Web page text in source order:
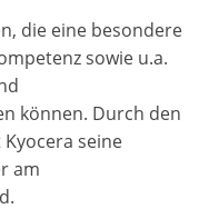
die eine besondere
sowie u.a.
können. Durch den
seine
am